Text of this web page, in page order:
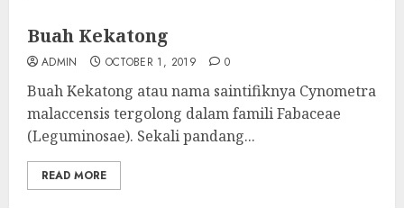
Buah Kekatong
ADMIN OCTOBER 1, 2019 0
Buah Kekatong atau nama saintifiknya Cynometra
malaccensis tergolong dalam famili Fabaceae
(Leguminosae). Sekali pandang...
READ MORE